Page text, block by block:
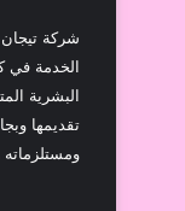
شركة
الخدمة في
البشرية
تقديمها
ومستلزماته